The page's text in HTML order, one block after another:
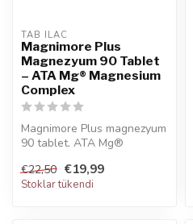
TAB ILAC
Magnimore Plus
Magnezyum 90 Tablet
– ATA Mg® Magnesium
Complex
Magnimore Plus magnezyum
90 tablet. ATA Mg®
magnezyum...
€22,50 €19,99
Stoklar tükendi